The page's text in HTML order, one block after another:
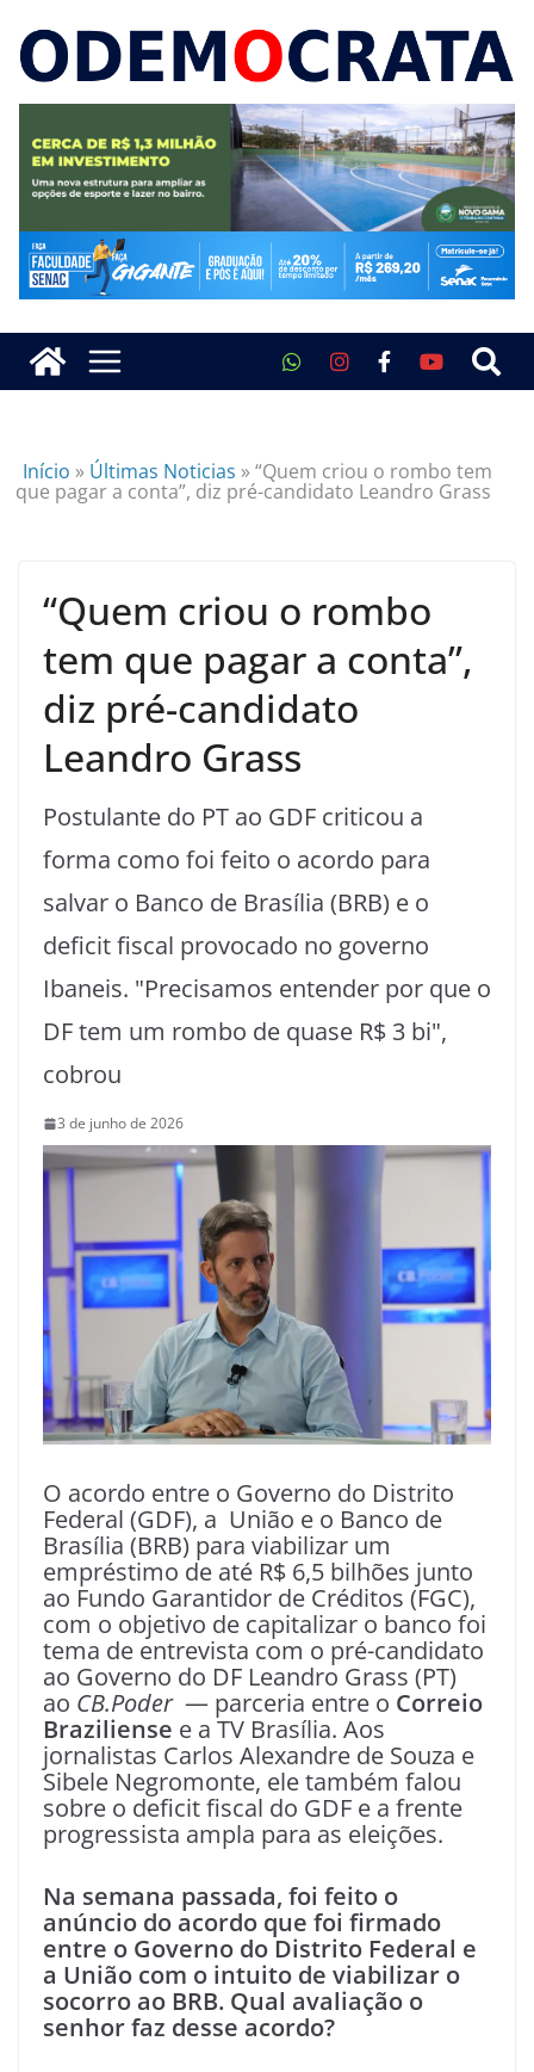
Início » Últimas Noticias »“Quem criou o rombo tem
que pagar a conta”, diz pré-candidato Leandro Grass
“Quem criou o rombo
tem que pagar a conta”,
diz pré-candidato
Leandro Grass
Postulante do PT ao GDF criticou a
forma como foi feito o acordo para
salvar o Banco de Brasília (BRB) e o
deficit fiscal provocado no governo
Ibaneis. "Precisamos entender por que o
DF tem um rombo de quase R$ 3 bi",
cobrou
3 de junho de 2026
O acordo entre o Governo do Distrito
Federal (GDF), a União e o Banco de
Brasília (BRB) para viabilizar um
empréstimo de até R$ 6,5 bilhões junto
ao Fundo Garantidor de Créditos (FGC),
com o objetivo de capitalizar o banco foi
tema de entrevista com o pré-candidato
ao Governo do DF Leandro Grass (PT)
ao CB.Poder— parceria entre o Correio
Braziliense e a TV Brasília. Aos
jornalistas Carlos Alexandre de Souza e
Sibele Negromonte, ele também falou
sobre o deficit fiscal do GDF e a frente
progressista ampla para as eleições.
Na semana passada, foi feito o
anúncio do acordo que foi firmado
entre o Governo do Distrito Federal e
a União com o intuito de viabilizar o
socorro ao BRB. Qual avaliação o
senhor faz desse acordo?